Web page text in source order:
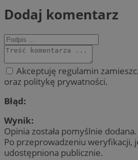
Dodaj komentarz
Akceptuję regulamin
oraz politykę prywatności.
Błąd:
Wynik:
Opinia została pomyślnie dodana.
Po przeprowadzeniu weryfikacji,
udostępniona publicznie.